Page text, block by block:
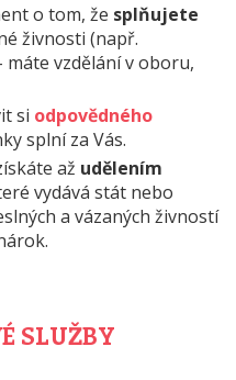
o tom, že splňujete
živnosti (např.
vzdělání v oboru,
si odpovědného
splní za Vás.
až udělením
vydává stát nebo
a vázaných živností
SLUŽBY